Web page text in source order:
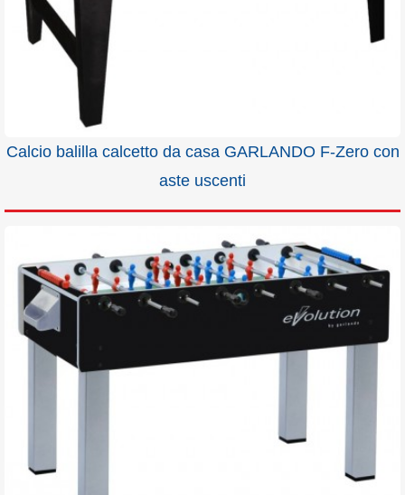
Calcio balilla calcetto da casa GARLANDO F-Zero con
aste uscenti